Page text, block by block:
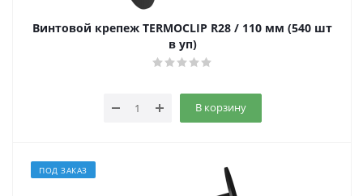
Винтовой крепеж TERMOCLIP R28 / 110 мм (540 шт
в уп)
В корзину
ПОД ЗАКАЗ